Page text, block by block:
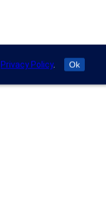
Privacy Policy. Ok